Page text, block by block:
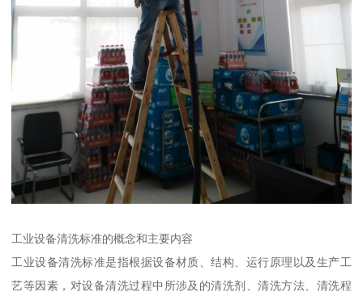
工业设备清洗标准的概念和主要内容
工业设备清洗标准是指根据设备材质、结构、运行原理以及生产工
艺等因素，对设备清洗过程中所涉及的清洗剂、清洗方法、清洗程